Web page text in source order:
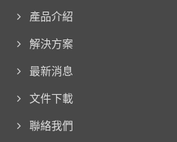
產品介紹
解決方案
最新消息
文件下載
聯絡我們